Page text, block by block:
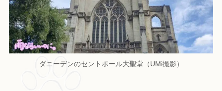
ダニーデンのセントポール大聖堂（UMi撮影）